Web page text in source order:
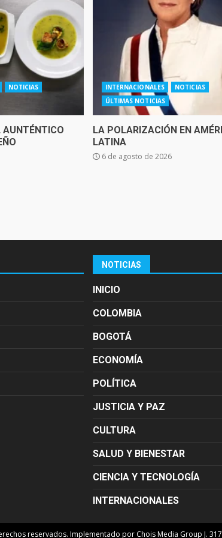
NOTICIAS
AUNTÉNTICO
INTERNACIONALES
NOTICIAS
ÚLTIMAS NOTICIAS
LA POLARIZACIÓN EN
LATINA
6 de agosto de 2026
NOTICIAS
INICIO
COLOMBIA
BOGOTÁ
ECONOMÍA
POLÍTICA
JUSTICIA Y PAZ
CULTURA
SALUD Y BIENESTAR
CIENCIA Y TECNOLOGÍA
INTERNACIONALES
reservados. Implementado por Chois Media Group J.